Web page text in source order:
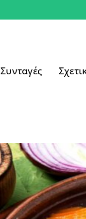
Συνταγές